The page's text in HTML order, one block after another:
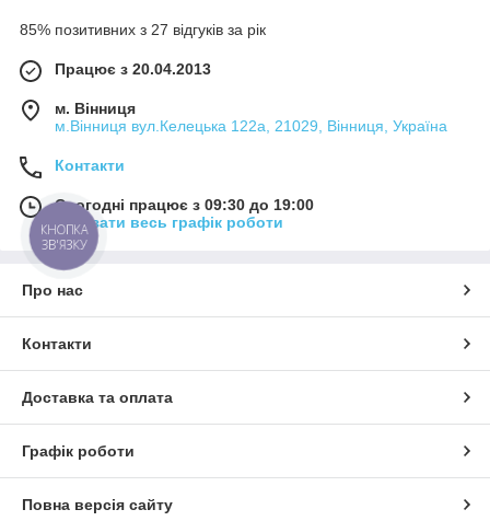
85% позитивних з 27 відгуків за рік
Працює з 20.04.2013
м. Вінниця
м.Вінниця вул.Келецька 122а, 21029, Вінниця, Україна
Контакти
Сьогодні працює з 09:30 до 19:00
Показати весь графік роботи
Про нас
Контакти
Доставка та оплата
Графік роботи
Повна версія сайту
КНОПКА
ЗВ'ЯЗКУ